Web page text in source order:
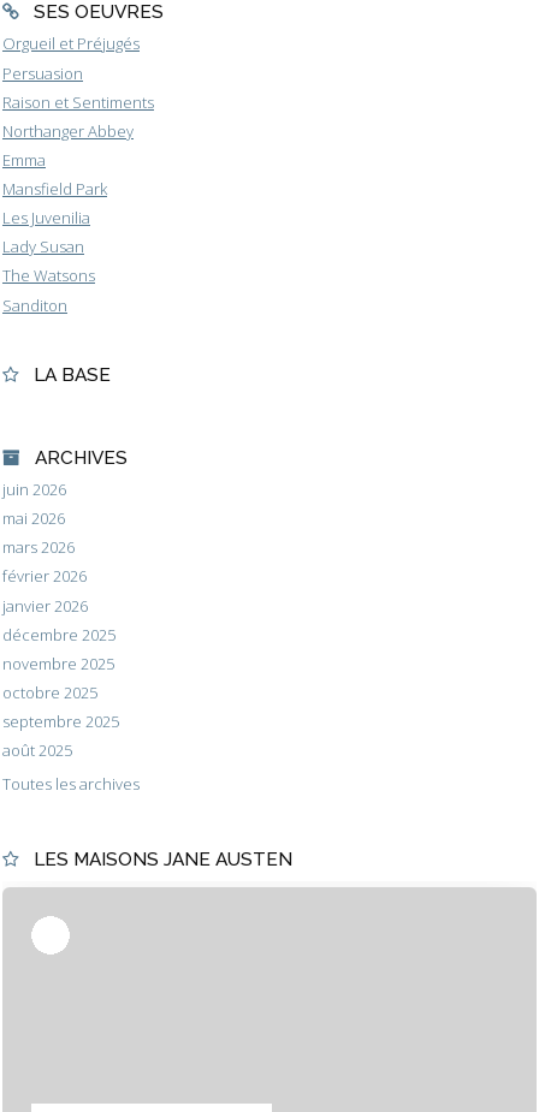
SES OEUVRES
Orgueil et Préjugés
Persuasion
Raison et Sentiments
Northanger Abbey
Emma
Mansfield Park
Les Juvenilia
Lady Susan
The Watsons
Sanditon
LA BASE
ARCHIVES
juin 2026
mai 2026
mars 2026
février 2026
janvier 2026
décembre 2025
novembre 2025
octobre 2025
septembre 2025
août 2025
Toutes les archives
LES MAISONS JANE AUSTEN